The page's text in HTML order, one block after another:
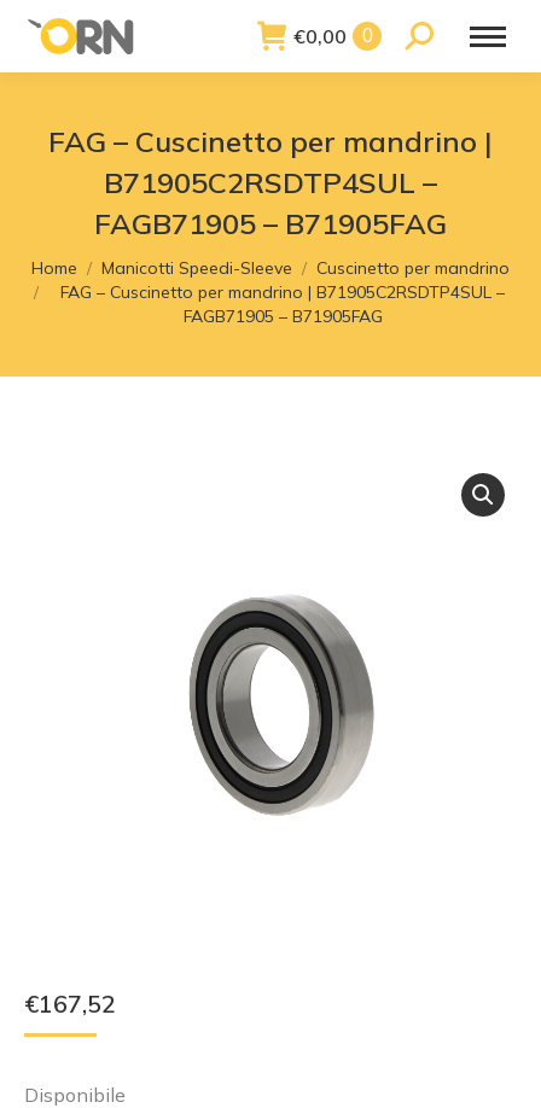
€0,00 0 Search:
FAG – Cuscinetto per mandrino |
B71905C2RSDTP4SUL –
FAGB71905 – B71905FAG
You are here:
Home Manicotti Speedi-Sleeve
Cuscinetto per mandrino
FAG – Cuscinetto per mandrino | B71905C2RSDTP4SUL –
FAGB71905 – B71905FAG
€167,52
Disponibile